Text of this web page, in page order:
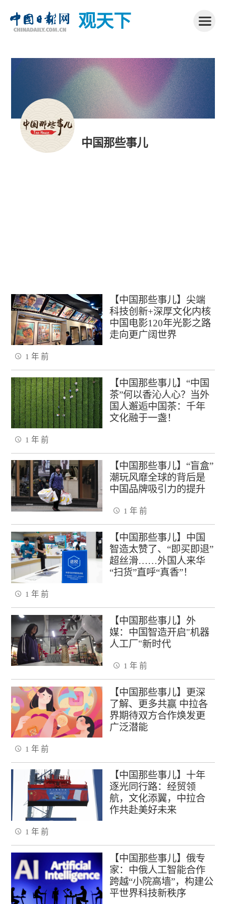
观天下
中国那些事儿
【中国那些事儿】尖端
科技创新+深厚文化内核
中国电影120年光影之路
走向更广阔世界
1 年 前
【中国那些事儿】“中国
茶”何以香沁人心？当外
国人邂逅中国茶：千年
文化融于一盏！
1 年 前
【中国那些事儿】“盲盒”
潮玩风靡全球的背后是
中国品牌吸引力的提升
1 年 前
【中国那些事儿】中国
智造太赞了、“即买即退”
超丝滑……外国人来华
“扫货”直呼“真香”！
1 年 前
【中国那些事儿】外
媒：中国智造开启"机器
人工厂"新时代
1 年 前
【中国那些事儿】更深
了解、更多共赢 中拉各
界期待双方合作焕发更
广泛潜能
1 年 前
【中国那些事儿】十年
逐光同行路：经贸领
航，文化添翼，中拉合
作共赴美好未来
1 年 前
【中国那些事儿】俄专
家：中俄人工智能合作
跨越“小院高墙”，构建公
平世界科技新秩序